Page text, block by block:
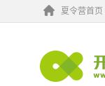
夏令营首页